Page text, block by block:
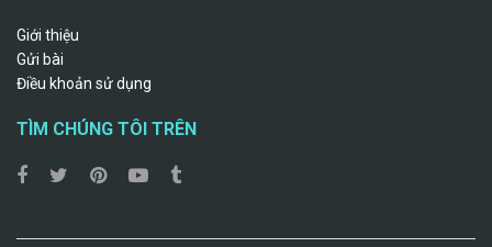
Giới thiệu
Gửi bài
Điều khoản sử dụng
TÌM CHÚNG TÔI TRÊN